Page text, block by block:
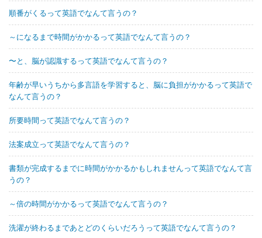
順番がくるって英語でなんて言うの？
～になるまで時間がかかるって英語でなんて言うの？
〜と、脳が認識するって英語でなんて言うの？
年齢が早いうちから多言語を学習すると、脳に負担がかかるって英語で
なんて言うの？
所要時間って英語でなんて言うの？
法案成立って英語でなんて言うの？
書類が完成するまでに時間がかかるかもしれませんって英語でなんて言
うの？
～倍の時間がかかるって英語でなんて言うの？
洗濯が終わるまであとどのくらいだろうって英語でなんて言うの？